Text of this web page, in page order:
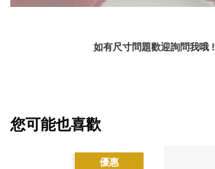
如有尺寸問題歡迎詢問我哦 !
您可能也喜歡
優惠